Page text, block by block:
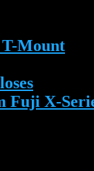
Mount
Fuji X-